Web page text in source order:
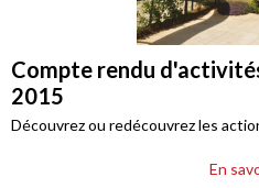
Compte rendu
2015
Découvrez ou redécouvrez les
En